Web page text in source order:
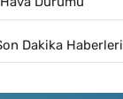
Dakika Haberleri